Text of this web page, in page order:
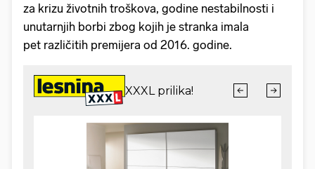
za krizu životnih troškova, godine nestabilnosti i
unutarnjih borbi zbog kojih je stranka imala
pet različitih premijera od 2016. godine.